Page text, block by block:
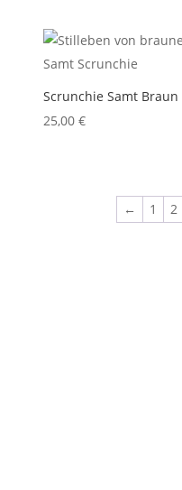
Scrunchie Samt Braun
25,00€
← 1 2